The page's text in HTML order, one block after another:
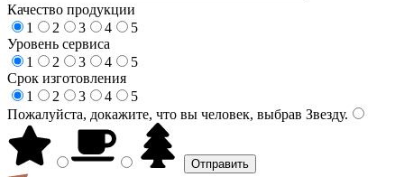
Качество продукции
1
2 3 4
5
Уровень сервиса
1
2 3 4
5
Срок изготовления
1
2 3 4
5
Пожалуйста, докажите, что вы человек, выбрав Звезду.